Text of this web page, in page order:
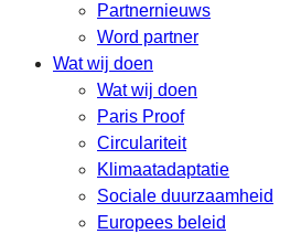
Partnernieuws
Word partner
Wat wij doen
Wat wij doen
Paris Proof
Circulariteit
Klimaatadaptatie
Sociale duurzaamheid
Europees beleid